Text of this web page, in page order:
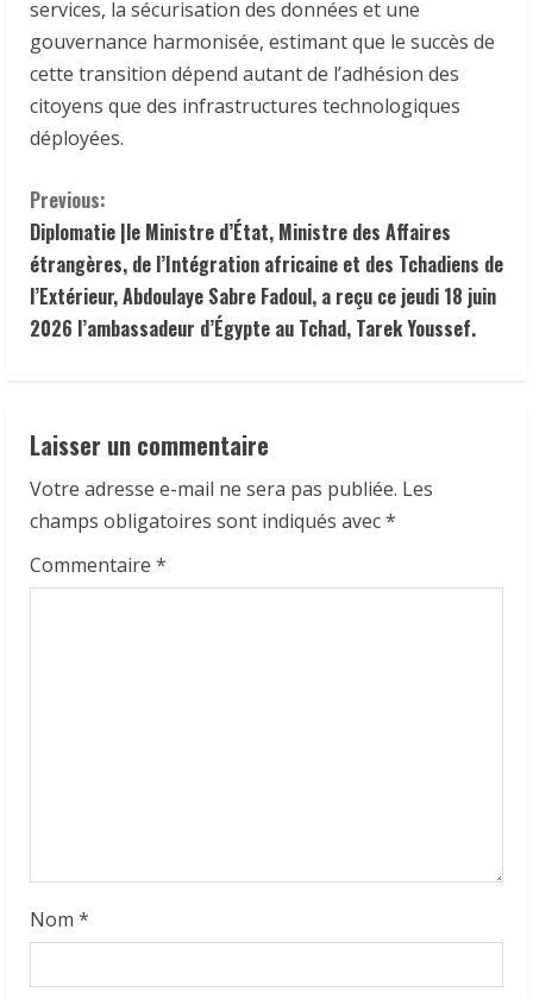
services, la sécurisation des données et une
gouvernance harmonisée, estimant que le succès de
cette transition dépend autant de l’adhésion des
citoyens que des infrastructures technologiques
déployées.
C
o
n
n
u
e
R
g
Previous:
Diplomatie |le Ministre d’État, Ministre des Affaires
étrangères, de l’Intégration africaine et des Tchadiens de
l’Extérieur, Abdoulaye Sabre Fadoul, a reçu ce jeudi 18 juin
2026 l’ambassadeur d’Égypte au Tchad, Tarek Youssef.
Laisser un commentaire
Votre adresse e-mail ne sera pas publiée. Les
champs obligatoires sont indiqués avec*
Commentaire *
Nom *